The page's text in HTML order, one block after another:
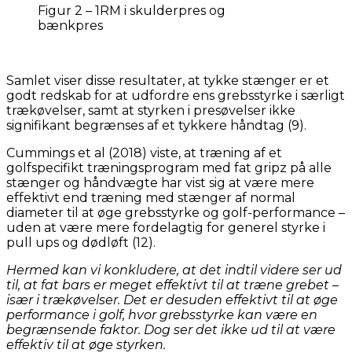
Figur 2 – 1RM i skulderpres og
bænkpres
Samlet viser disse resultater, at tykke stænger er et
godt redskab for at udfordre ens grebsstyrke i særligt
trækøvelser, samt at styrken i presøvelser ikke
signifikant begrænses af et tykkere håndtag (9).
Cummings et al (2018) viste, at træning af et
golfspecifikt træningsprogram med fat gripz på alle
stænger og håndvægte har vist sig at være mere
effektivt end træning med stænger af normal
diameter til at øge grebsstyrke og golf-performance –
uden at være mere fordelagtig for generel styrke i
pull ups og dødløft (12).
Hermed kan vi konkludere, at det indtil videre ser ud
til, at fat bars er meget effektivt til at træne grebet –
især i trækøvelser. Det er desuden effektivt til at øge
performance i golf, hvor grebsstyrke kan være en
begrænsende faktor. Dog ser det ikke ud til at være
effektiv til at øge styrken.